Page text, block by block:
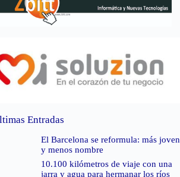
Entradas
El Barcelona se reformula: más joven
y menos nombre
10.100 kilómetros de viaje con una
jarra y agua para hermanar los ríos